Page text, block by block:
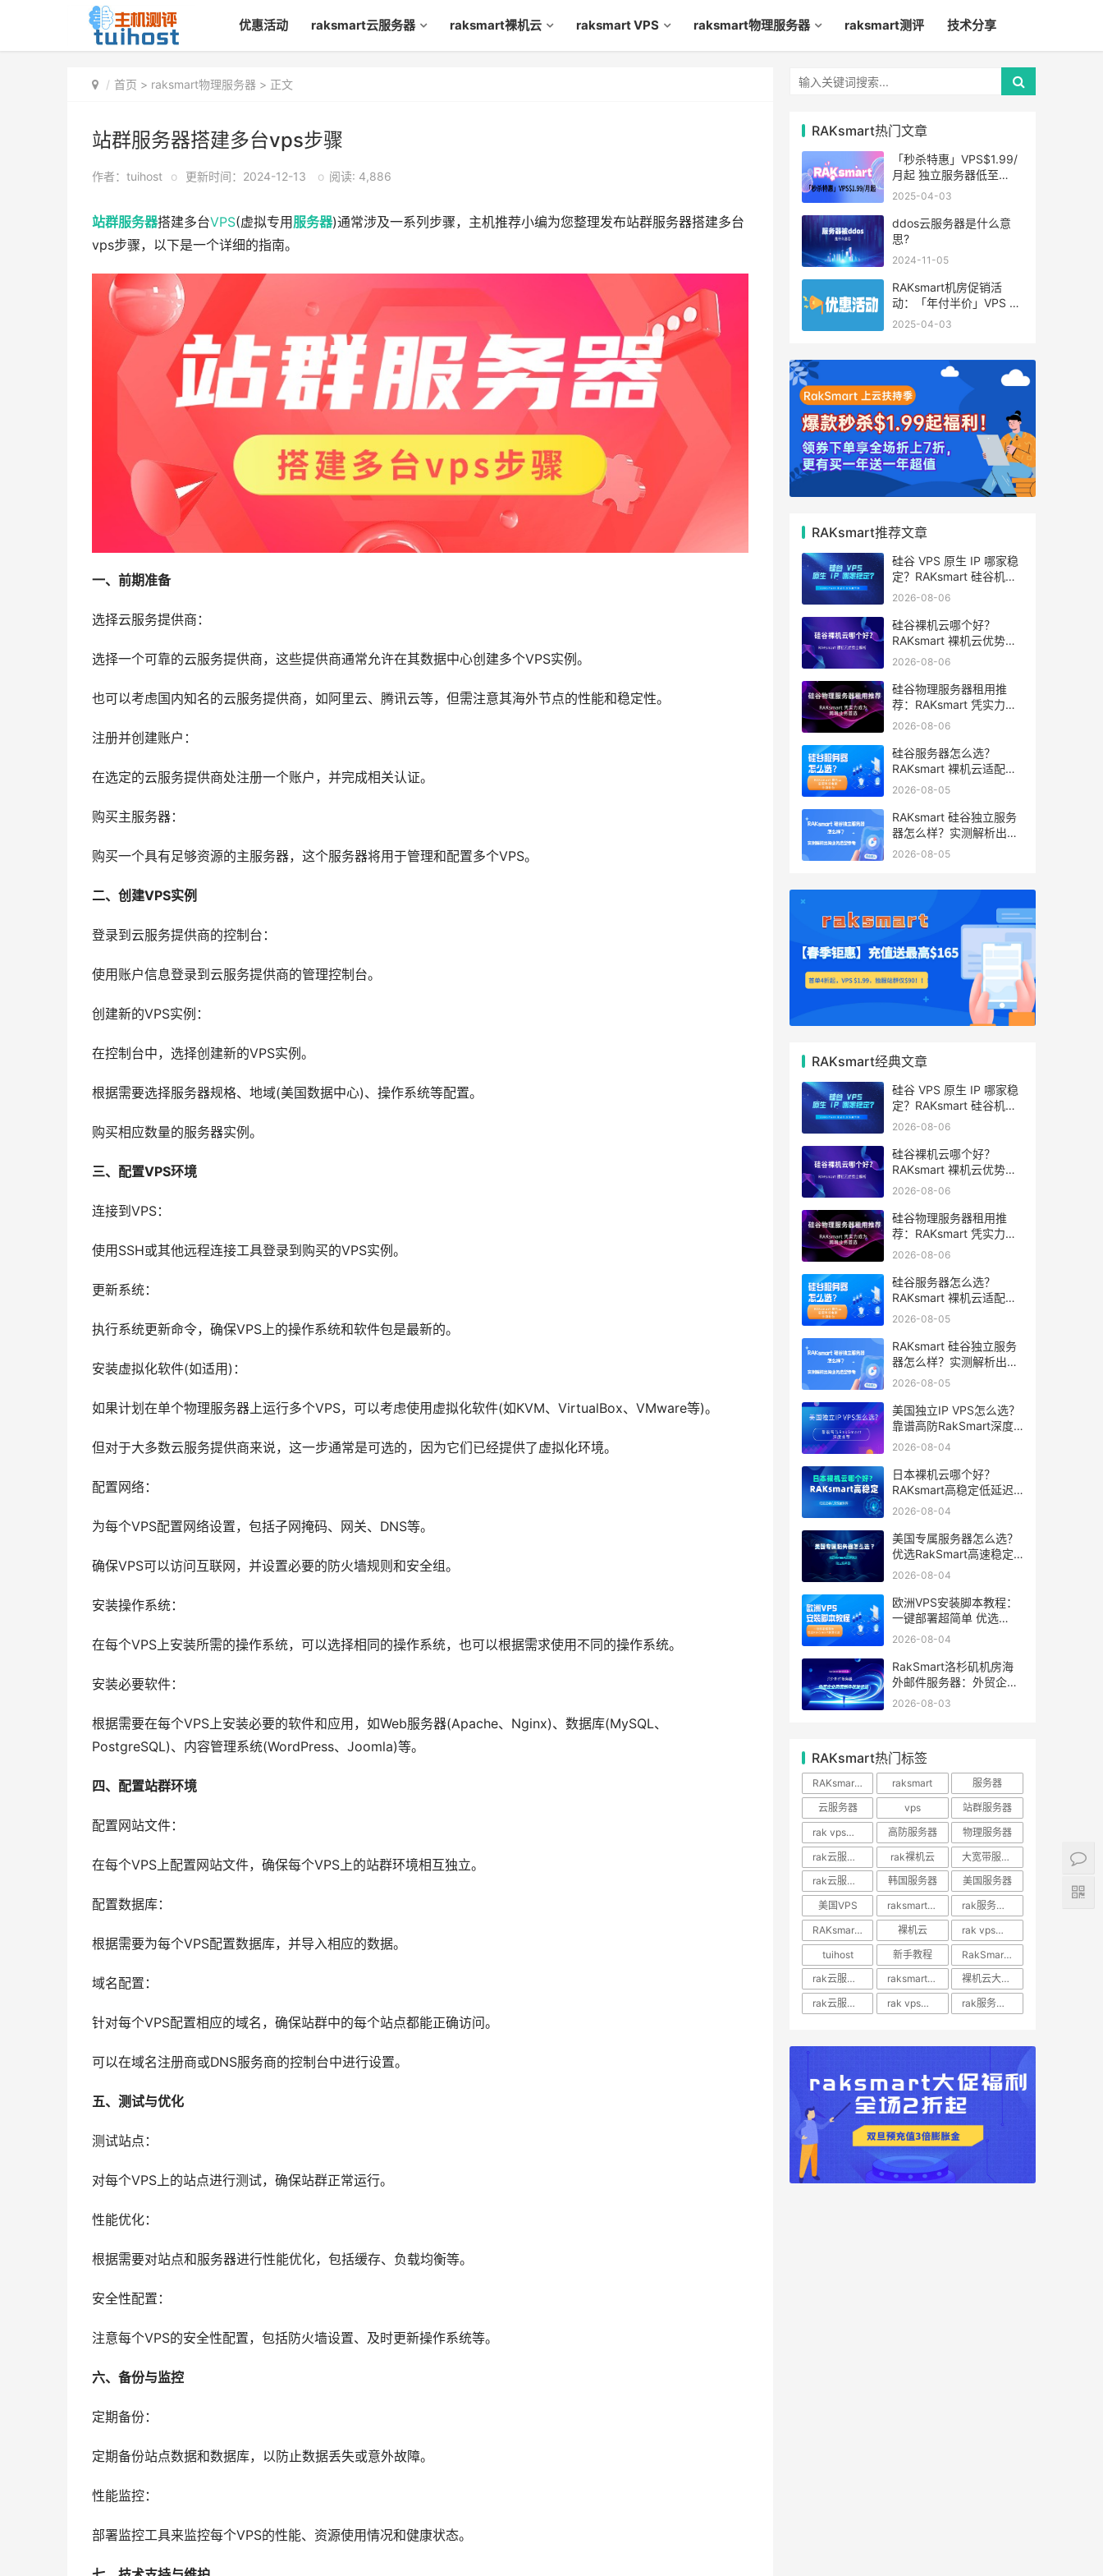
优惠活动 raksmart云服务器 raksmart裸机云 raksmart VPS raksmart物理服务器 raksmart测评 技术分享
首页 > raksmart物理服务器 > 正文
站群服务器搭建多台vps步骤
作者：tuihost o 更新时间：2024-12-13 o 阅读: 4,886
站群服务器搭建多台VPS(虚拟专用 服务器)通常涉及一系列步骤，主机推荐小编为您整理发布站群服务器搭建多台
vps步骤，以下是一个详细的指南。
一、前期准备
选择云服务提供商：
选择一个可靠的云服务提供商，这些提供商通常允许在其数据中心创建多个VPS实例。
也可以考虑国内知名的云服务提供商，如阿里云、腾讯云等，但需注意其海外节点的性能和稳定性。
注册并创建账户：
在选定的云服务提供商处注册一个账户，并完成相关认证。
购买主服务器：
购买一个具有足够资源的主服务器，这个服务器将用于管理和配置多个VPS。
二、创建VPS实例
登录到云服务提供商的控制台：
使用账户信息登录到云服务提供商的管理控制台。
创建新的VPS实例：
在控制台中，选择创建新的VPS实例。
根据需要选择服务器规格、地域(美国数据中心)、操作系统等配置。
购买相应数量的服务器实例。
三、配置VPS环境
连接到VPS：
使用SSH或其他远程连接工具登录到购买的VPS实例。
更新系统：
执行系统更新命令，确保VPS上的操作系统和软件包是最新的。
安装虚拟化软件(如适用)：
如果计划在单个物理服务器上运行多个VPS，可以考虑使用虚拟化软件(如KVM、VirtualBox、VMware等)。
但对于大多数云服务提供商来说，这一步通常是可选的，因为它们已经提供了虚拟化环境。
配置网络：
为每个VPS配置网络设置，包括子网掩码、网关、DNS等。
确保VPS可以访问互联网，并设置必要的防火墙规则和安全组。
安装操作系统：
在每个VPS上安装所需的操作系统，可以选择相同的操作系统，也可以根据需求使用不同的操作系统。
安装必要软件：
根据需要在每个VPS上安装必要的软件和应用，如Web服务器(Apache、Nginx)、数据库(MySQL、
PostgreSQL)、内容管理系统(WordPress、Joomla)等。
四、配置站群环境
配置网站文件：
在每个VPS上配置网站文件，确保每个VPS上的站群环境相互独立。
配置数据库：
根据需要为每个VPS配置数据库，并导入相应的数据。
域名配置：
针对每个VPS配置相应的域名，确保站群中的每个站点都能正确访问。
可以在域名注册商或DNS服务商的控制台中进行设置。
五、测试与优化
测试站点：
对每个VPS上的站点进行测试，确保站群正常运行。
性能优化：
根据需要对站点和服务器进行性能优化，包括缓存、负载均衡等。
安全性配置：
注意每个VPS的安全性配置，包括防火墙设置、及时更新操作系统等。
六、备份与监控
定期备份：
定期备份站点数据和数据库，以防止数据丢失或意外故障。
性能监控：
部署监控工具来监控每个VPS的性能、资源使用情况和健康状态。
RAKsmart热门文章
「秒杀特惠」VPS$1.99/
月起 独立服务器低至
$49/月起
2025-04-03
ddos云服务器是什么意
思?
2024-11-05
RAKsmart机房促销活
动：「年付半价」VPS 云
服务器仅$19.6/年起
2025-04-03
RAKsmart推荐文章
硅谷 VPS 原生 IP 哪家稳
定？RAKsmart 硅谷机房
深度评测
2026-08-06
硅谷裸机云哪个好？
RAKsmart 裸机云优势全
解析
2026-08-06
硅谷物理服务器租用推
荐：RAKsmart 凭实力成
为跨境业务首选
2026-08-06
硅谷服务器怎么选？
RAKsmart 裸机云适配跨
境电商 手游后台
2026-08-05
RAKsmart 硅谷独立服务
器怎么样？实测解析出海
业务选型参考
2026-08-05
RAKsmart经典文章
硅谷 VPS 原生 IP 哪家稳
定？RAKsmart 硅谷机房
深度评测
2026-08-06
硅谷裸机云哪个好？
RAKsmart 裸机云优势全
解析
2026-08-06
硅谷物理服务器租用推
荐：RAKsmart 凭实力成
为跨境业务首选
2026-08-06
硅谷服务器怎么选？
RAKsmart 裸机云适配跨
境电商 手游后台
2026-08-05
RAKsmart 硅谷独立服务
器怎么样？实测解析出海
业务选型参考
2026-08-05
美国独立IP VPS怎么选？
靠谱高防RakSmart深度
推荐
2026-08-04
日本裸机云哪个好？
RAKsmart高稳定低延迟
裸机云深度测评
2026-08-04
美国专属服务器怎么选？
优选RakSmart高速稳定
独立服务器
2026-08-04
欧洲VPS安装脚本教程：
一键部署超简单 优选
RakSmart欧洲机房
2026-08-04
RakSmart洛杉矶机房海
外邮件服务器：外贸企业
跨境邮件收发优选
2026-08-03
RAKsmart热门标签
RAKsmart服务器 raksmart
服务器
云服务器
vps
站群服务器
rak vps优惠
高防服务器
物理服务器
rak云服务器推荐
rak裸机云
大宽带服务器
rak云服务器优惠
韩国服务器
美国服务器
美国VPS
raksmart裸机云
rak服务器评测
RAKsmart服务器评测
裸机云
rak vps价格
tuihost
新手教程
RakSmart美国VPS
rak云服务器价格
raksmart美国云服务器
裸机云大宽带服务器
rak云服务器评测
rak vps评测 rak服务器优惠